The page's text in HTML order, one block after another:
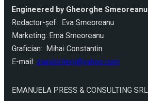
Engineered by Gheorghe Smeoreanu
Redactor-şef: Eva Smeoreanu
Marketing: Ema Smeoreanu
Grafician: Mihai Constantin
E-mail: ziarulcriterii@yahoo.com
EMANUELA PRESS & CONSULTING SRL